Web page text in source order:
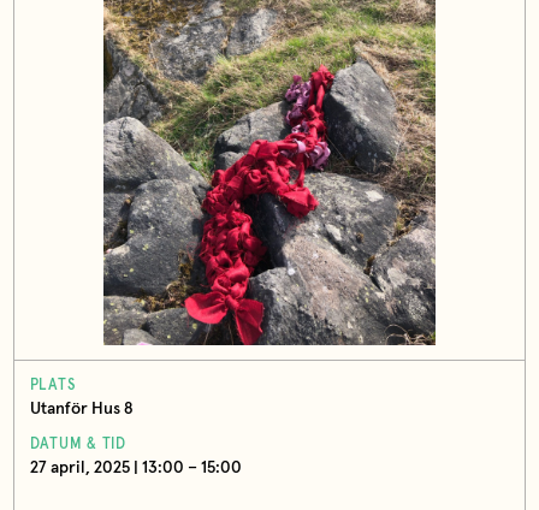
PLATS
Utanför Hus 8
DATUM & TID
27 april, 2025 | 13:00 – 15:00